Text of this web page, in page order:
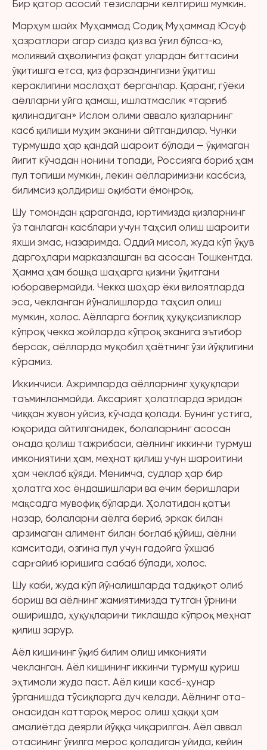
Бир қатор асосий тезисларни келтириш мумкин.
Марҳум шайх Муҳаммад Содиқ Муҳаммад Юсуф
ҳазратлари агар сизда қиз ва ўғил бўлса-ю,
молиявий аҳволингиз фақат улардан биттасини
ўқитишга етса, қиз фарзандингизни ўқитиш
кераклигини маслаҳат берганлар. Қаранг, гўёки
аёлларни уйга қамаш, ишлатмаслик «тарғиб
қилинадиган» Ислом олими аввало қизларнинг
касб қилиши муҳим эканини айтгандилар. Чунки
турмушда ҳар қандай шароит бўлади — ўқимаган
йигит кўчадан нонини топади, Россияга бориб ҳам
пул топиши мумкин, лекин аёлларимизни касбсиз,
билимсиз қолдириш оқибати ёмонроқ.
Шу томондан қараганда, юртимизда қизларнинг
ўз танлаган касблари учун таҳсил олиш шароити
яхши эмас, назаримда. Оддий мисол, жуда кўп ўқув
даргоҳлари марказлашган ва асосан Тошкентда.
Ҳамма ҳам бошқа шаҳарга қизини ўқитгани
юборавермайди. Чекка шаҳар ёки вилоятларда
эса, чекланган йўналишларда таҳсил олиш
мумкин, холос. Аёлларга боғлиқ ҳуқуқсизликлар
кўпроқ чекка жойларда кўпроқ эканига эътибор
берсак, аёлларда муқобил ҳаётнинг ўзи йўқлигини
кўрамиз.
Иккинчиси. Ажримларда аёлларнинг ҳуқуқлари
таъминланмайди. Аксарият ҳолатларда эридан
чиққан жувон уйсиз, кўчада қолади. Бунинг устига,
юқорида айтилганидек, болаларнинг асосан
онада қолиш тажрибаси, аёлнинг иккинчи турмуш
имкониятини ҳам, меҳнат қилиш учун шароитини
ҳам чеклаб қўяди. Менимча, судлар ҳар бир
ҳолатга хос ёндашишлари ва ечим беришлари
мақсадга мувофиқ бўларди. Ҳолатидан қатъи
назар, болаларни аёлга бериб, эркак билан
арзимаган алимент билан боғлаб қўйиш, аёлни
камситади, озгина пул учун гадойга ўхшаб
сарғайиб юришига сабаб бўлади, холос.
Шу каби, жуда кўп йўналишларда тадқиқот олиб
бориш ва аёлнинг жамиятимизда тутган ўрнини
оширишда, ҳуқуқларини тиклашда кўпроқ меҳнат
қилиш зарур.
Аёл кишининг ўқиб билим олиш имконияти
чекланган. Аёл кишининг иккинчи турмуш қуриш
эҳтимоли жуда паст. Аёл киши касб-ҳунар
ўрганишда тўсиқларга дуч келади. Аёлнинг ота-
онасидан каттароқ мерос олиш ҳаққи ҳам
амалиётда деярли йўққа чиқарилган. Аёл аввал
отасининг ўғилга мерос қоладиган уйида, кейин